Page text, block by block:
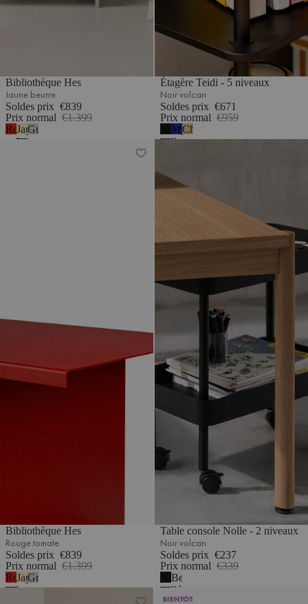
Bibliothèque Hes
Jaune beurre
Soldes prix €839
Prix normal €1.399
Rouge
tomate
Jaune
beurre
Gris
galet
Étagère Teidi - 5 niveaux
Noir volcan
Soldes prix €671
Prix normal €959
Noir
volcan
Myrtille
douce
Chêne
Bibliothèque Hes
Rouge tomate
Soldes prix €839
Prix normal €1.399
Rouge
tomate
Jaune
beurre
Gris
galet
Table console Nolle - 2 niveaux
Noir volcan
Soldes prix €237
Prix normal €339
Noir
volcan
Beige
désertique
BIENTÔT